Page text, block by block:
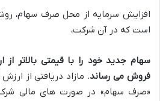
افزایش سرمایه از محل صرف سهام،
است که در آن شرکت،
فروش می رساند. مازاد دریافتی از
«صرف سهام» در صورت های مالی